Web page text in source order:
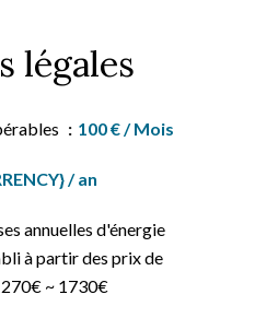
légales
100 € / Mois
/ an
annuelles d'énergie
à partir des prix de
~ 1730€